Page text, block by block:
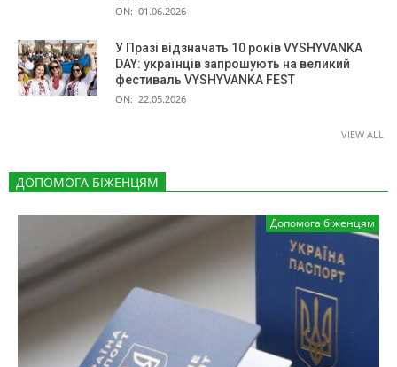
ON: 01.06.2026
У Празі відзначать 10 років VYSHYVANKA
DAY: українців запрошують на великий
фестиваль VYSHYVANKA FEST
ON: 22.05.2026
VIEW ALL
ДОПОМОГА БІЖЕНЦЯМ
Допомога біженцям